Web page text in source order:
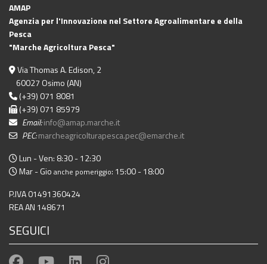
AMAP
Agenzia per l'Innovazione nel Settore Agroalimentare e della
Pesca
"Marche Agricoltura Pesca"
Via Thomas A. Edison, 2
60027 Osimo (AN)
(+39) 071 8081
(+39) 071 85979
Email:info@amap.marche.it
PEC:marcheagricolturapesca.pec@emarche.it
Lun - Ven: 8:30 - 12:30
Mar - Gio anche pomeriggio: 15:00 - 18:00
P.IVA 01491360424
REA AN 148671
SEGUICI